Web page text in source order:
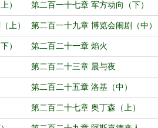
） 第二百一十七章 军方动向（下）
上） 第二百一十九章 博览会闹剧（中）
） 第二百二十一章 焰火
第二百二十三章 晨与夜
第二百二十五章 洛基（中）
第二百二十七章 奥丁森（上）